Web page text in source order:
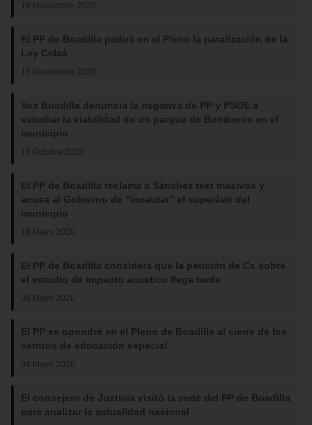
18 Noviembre 2020
El PP de Boadilla pedirá en el Pleno la paralización de la
Ley Celaá
13 Noviembre 2020
Vox Boadilla denuncia la negativa de PP y PSOE a
estudiar la viabilidad de un parque de Bomberos en el
municipio
16 Octubre 2020
El PP de Boadilla reclama a Sánchez test masivos y
acusa al Gobierno de "incautar" el superávit del
municipio
18 Mayo 2020
El PP de Boadilla considera que la petición de Cs sobre
el estudio de impacto acústico llega tarde
08 Mayo 2020
El PP se opondrá en el Pleno de Boadilla al cierre de los
centros de educación especial
04 Mayo 2020
El consejero de Justicia visitó la sede del PP de Boadilla
para analizar la actualidad nacional